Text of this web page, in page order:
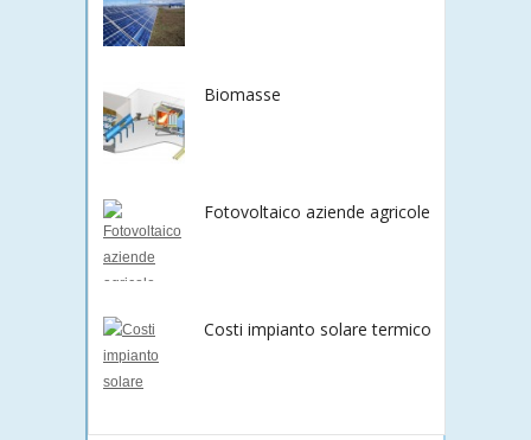
Biomasse
Fotovoltaico aziende agricole
Costi impianto solare termico